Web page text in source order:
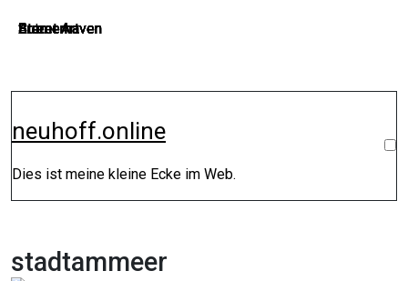
Inhalt
neuhoff.online
Dies ist meine kleine Ecke im Web.
stadtammeer
Street Art
Bremerhaven
Bremerhaven
Street Art
Bremerhaven
Bremerhaven
Auto
Bremerhaven
Street Art
Bremerhaven